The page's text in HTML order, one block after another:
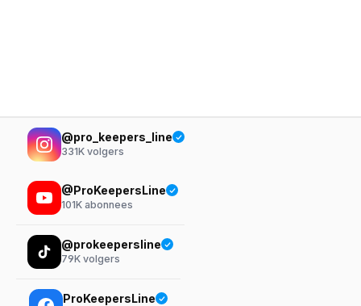
@pro_keepers_line
331K volgers
@ProKeepersLine
101K abonnees
@prokeepersline
79K volgers
ProKeepersLine